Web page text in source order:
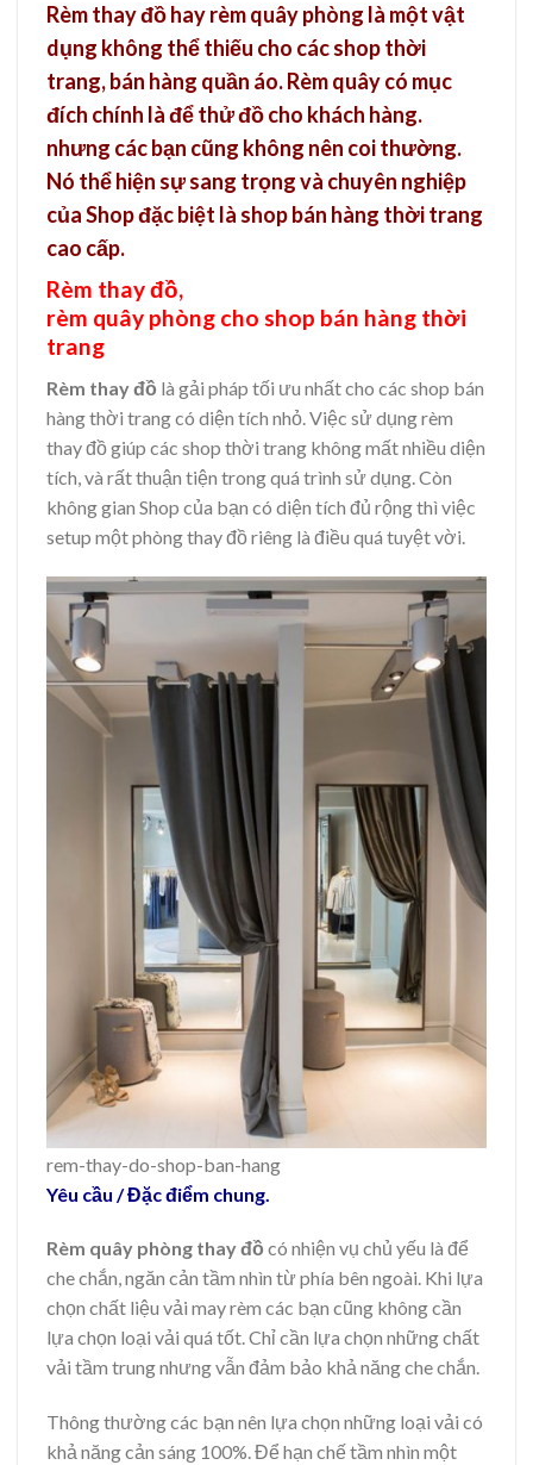
Rèm thay đồ hay rèm quây phòng là một vật
dụng không thể thiếu cho các shop thời
trang, bán hàng quần áo. Rèm quây có mục
đích chính là để thử đồ cho khách hàng.
nhưng các bạn cũng không nên coi thường.
Nó thể hiện sự sang trọng và chuyên nghiệp
của Shop đặc biệt là shop bán hàng thời trang
cao cấp.
Rèm thay đồ,
rèm quây phòng cho shop bán hàng thời
trang
Rèm thay đồ là gải pháp tối ưu nhất cho các shop bán
hàng thời trang có diện tích nhỏ. Việc sử dụng rèm
thay đồ giúp các shop thời trang không mất nhiều diện
tích, và rất thuận tiện trong quá trình sử dụng. Còn
không gian Shop của bạn có diện tích đủ rộng thì việc
setup một phòng thay đồ riêng là điều quá tuyệt vời.
rem-thay-do-shop-ban-hang
Yêu cầu / Đặc điểm chung.
Rèm quây phòng thay đồ có nhiện vụ chủ yếu là để
che chắn, ngăn cản tầm nhìn từ phía bên ngoài. Khi lựa
chọn chất liệu vải may rèm các bạn cũng không cần
lựa chọn loại vải quá tốt. Chỉ cần lựa chọn những chất
vải tầm trung nhưng vẫn đảm bảo khả năng che chắn.
Thông thường các bạn nên lựa chọn những loại vải có
khả năng cản sáng 100%. Để hạn chế tầm nhìn một